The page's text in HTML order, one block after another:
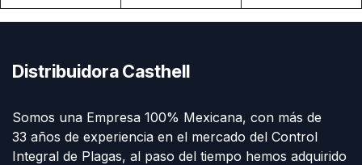
Distribuidora Casthell
Somos una Empresa 100% Mexicana, con más de
33 años de experiencia en el mercado del Control
Integral de Plagas, al paso del tiempo hemos adquirido